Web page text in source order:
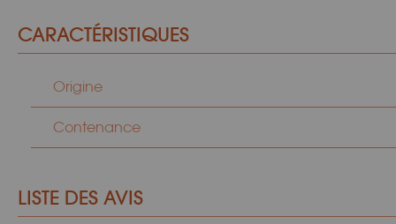
CARACTÉRISTIQUES
Origine
Contenance
LISTE DES AVIS